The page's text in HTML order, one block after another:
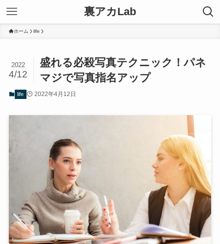
裏アカLab
ホーム life
盛れる必殺写真テクニック！パネ
マジで写真指名アップ
2022
4/12
life 2022年4月12日